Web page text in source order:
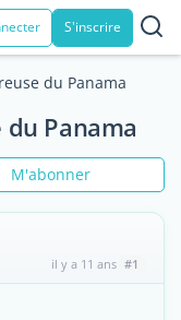
S'inscrire
du Panama
Panama
M'abonner
il y a 11 ans #1